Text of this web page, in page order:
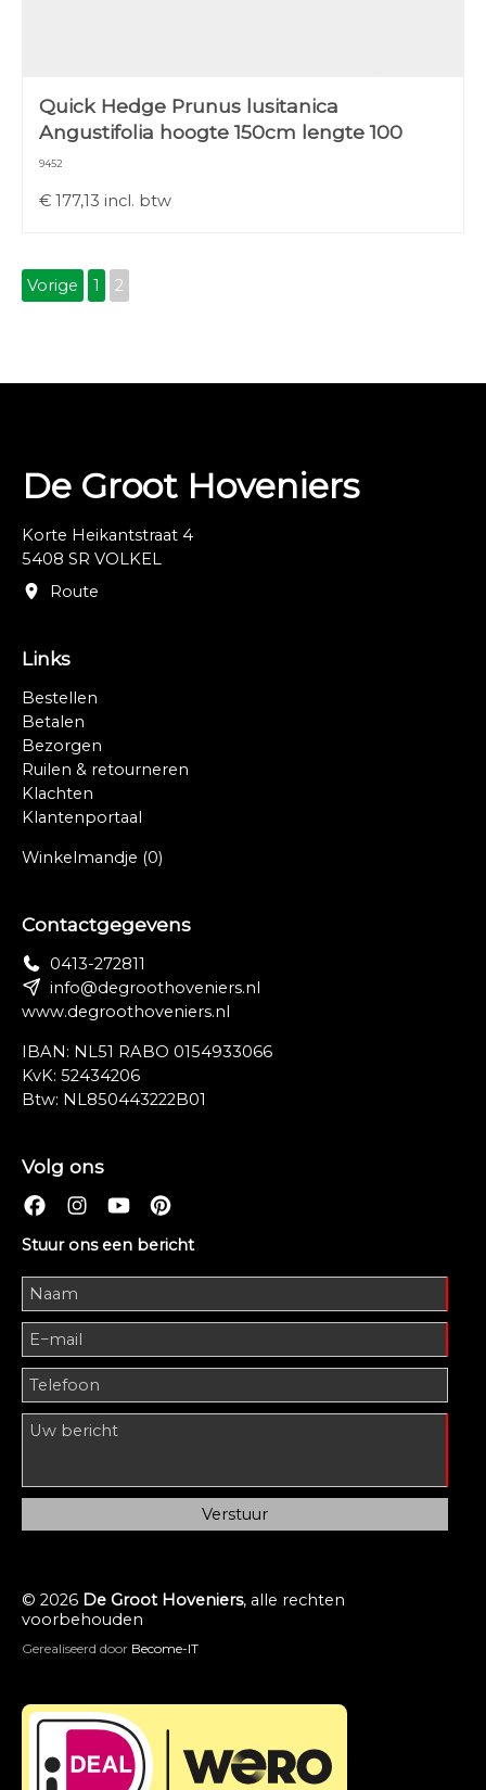
Quick Hedge Prunus lusitanica
Angustifolia hoogte 150cm lengte 100
9452
€ 177,13 incl. btw
Vorige 1 2
De Groot Hoveniers
Korte Heikantstraat 4
5408 SR VOLKEL
Route
Links
Bestellen
Betalen
Bezorgen
Ruilen & retourneren
Klachten
Klantenportaal
Winkelmandje (0)
Contactgegevens
0413-272811
info@degroothoveniers.nl
www.degroothoveniers.nl
IBAN: NL51 RABO 0154933066
KvK: 52434206
Btw: NL850443222B01
Volg ons
Stuur ons een bericht
© 2026 De Groot Hoveniers, alle rechten
voorbehouden
Gerealiseerd door Become-IT